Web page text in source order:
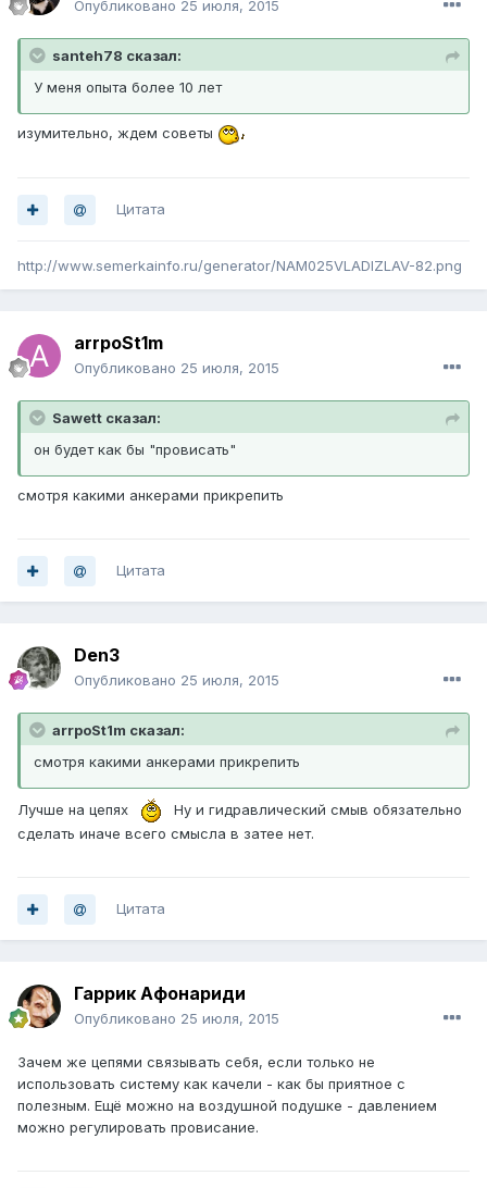
Опубликовано 25 июля, 2015
santeh78 сказал:
У меня опыта более 10 лет
изумительно, ждем советы
Цитата
http://www.semerkainfo.ru/generator/NAM025VLADIZLAV-82.png
arrpoSt1m
Опубликовано 25 июля, 2015
Sawett сказал:
он будет как бы "провисать"
смотря какими анкерами прикрепить
Цитата
Den3
Опубликовано 25 июля, 2015
arrpoSt1m сказал:
смотря какими анкерами прикрепить
Лучше на цепях
Ну и гидравлический смыв обязательно
сделать иначе всего смысла в затее нет.
Цитата
Гаррик Афонариди
Опубликовано 25 июля, 2015
Зачем же цепями связывать себя, если только не
использовать систему как качели - как бы приятное с
полезным. Ещё можно на воздушной подушке - давлением
можно регулировать провисание.